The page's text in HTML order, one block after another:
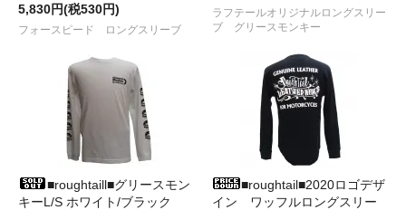
5,830円(税530円)
フォースピード ロングスリーブ
ラフテールオリジナルロングスリー
ブ グリースモンキー
■roughtaill■グリースモン
キーL/S ホワイト/ブラック
■roughtail■2020ロゴデザ
イン ワッフルロングスリー